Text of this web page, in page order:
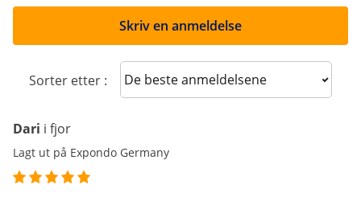
Skriv en anmeldelse
Sorter etter : Sort reviews
Dari i fjor
Lagt ut på Expondo Germany